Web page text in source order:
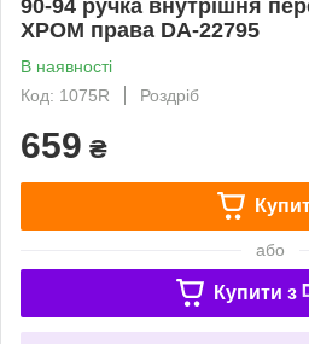
90-94 ручка внутрішня
ХРОМ права DA-22795
В наявності
Код: 1075R
Роздріб
659 ₴
або
Купити з